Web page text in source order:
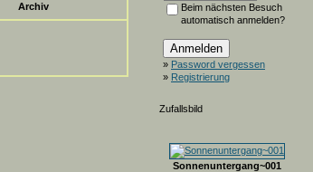
Archiv
Beim nächsten Besuch
automatisch anmelden?
» Password vergessen
» Registrierung
Zufallsbild
Sonnenuntergang~001